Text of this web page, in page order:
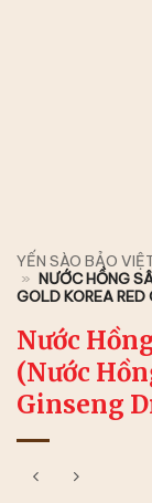
YẾN SÀO BẢO
» NƯỚC HỒNG
GOLD KOREA RED
Nước
(Nước
Ginseng